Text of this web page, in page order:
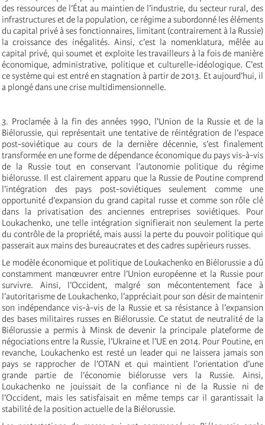
des ressources de l’État au maintien de l’industrie, du secteur rural, des
infrastructures et de la population, ce régime a subordonné les éléments
du capital privé à ses fonctionnaires, limitant (contrairement à la Russie)
la croissance des inégalités. Ainsi, c’est la nomenklatura, mêlée au
capital privé, qui soumet et exploite les travailleurs à la fois de manière
économique, administrative, politique et culturelle-idéologique. C’est
ce système qui est entré en stagnation à partir de 2013. Et aujourd’hui, il
a plongé dans une crise multidimensionnelle.
3. Proclamée à la fin des années 1990, l'Union de la Russie et de la
Biélorussie, qui représentait une tentative de réintégration de l’espace
post-soviétique au cours de la dernière décennie, s’est finalement
transformée en une forme de dépendance économique du pays vis-à-vis
de la Russie tout en conservant l’autonomie politique du régime
biélorusse. Il est clairement apparu que la Russie de Poutine comprend
l’intégration des pays post-soviétiques seulement comme une
opportunité d’expansion du grand capital russe et comme son rôle clé
dans la privatisation des anciennes entreprises soviétiques. Pour
Loukachenko, une telle intégration signifierait non seulement la perte
du contrôle de la propriété, mais aussi la perte du pouvoir politique qui
passerait aux mains des bureaucrates et des cadres supérieurs russes.
Le modèle économique et politique de Loukachenko en Biélorussie a dû
constamment manœuvrer entre l’Union européenne et la Russie pour
survivre. Ainsi, l’Occident, malgré son mécontentement face à
l’autoritarisme de Loukachenko, l’appréciait pour son désir de maintenir
son indépendance vis-à-vis de la Russie et sa résistance à l’expansion
des bases militaires russes en Biélorussie. Ce statut de neutralité de la
Biélorussie a permis à Minsk de devenir la principale plateforme de
négociations entre la Russie, l’Ukraine et l’UE en 2014. Pour Poutine, en
revanche, Loukachenko est resté un leader qui ne laissera jamais son
pays se rapprocher de l’OTAN et qui maintient l’orientation d’une
grande partie de l’économie biélorusse vers la Russie. Ainsi,
Loukachenko ne jouissait de la confiance ni de la Russie ni de
l’Occident, mais les satisfaisait en même temps car il garantissait la
stabilité de la position actuelle de la Biélorussie.